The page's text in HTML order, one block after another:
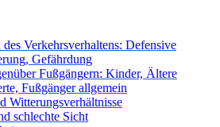
Verkehrsverhaltens: Defensive
Gefährdung
Fußgängern: Kinder, Ältere
Fußgänger allgemein
Witterungsverhältnisse
schlechte Sicht